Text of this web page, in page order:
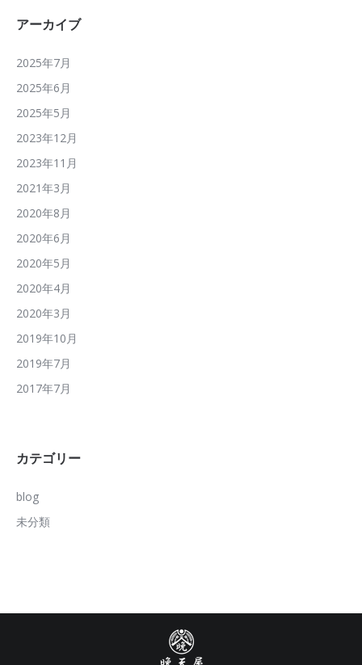
アーカイブ
2025年7月
2025年6月
2025年5月
2023年12月
2023年11月
2021年3月
2020年8月
2020年6月
2020年5月
2020年4月
2020年3月
2019年10月
2019年7月
2017年7月
カテゴリー
blog
未分類